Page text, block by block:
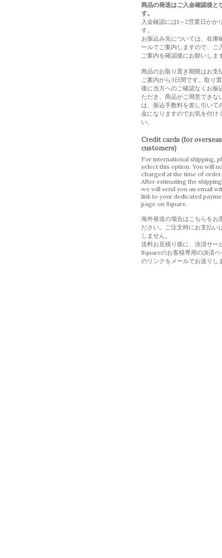
商品の発送はご入金確認後と
す。
入金確認には1～2営業日かか
す。
お振込み先については、在庫
ールでご案内しますので、ご
ご案内を確認後にお願いしま
商品のお取り置き期限はお支
ご案内から3日間です。取り
後に当方へのご確認なくお振
ただき、商品がご用意できな
は、振込手数料を差し引いて
金になりますのでお気を付け
い。
Credit cards (for overseas
customers)
For international shipping,
select this option. You will
charged at the time of order.
After estimating the
we will send you an email
link to your dedicated
page on Square.
海外発送の場合はこちらをお
ださい。ご注文時にお支払い
しません。
送料お見積り後に、決済サー
Squareのお客様専用の決済ペ
のリンクをメールでお送りし